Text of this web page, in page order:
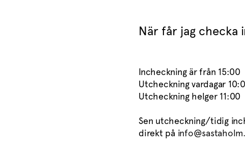
När får jag checka
Incheckning är från 15:00
Utcheckning vardagar
Utcheckning helger 11:00
Sen utcheckning/tidig
direkt på